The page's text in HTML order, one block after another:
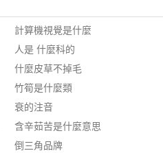
計算機視覺是什麼
人是 什麼科的
什麼皮草不掉毛
竹筍是什麼類
衰的注音
含辛茹苦是什麼意思
倒三角品牌